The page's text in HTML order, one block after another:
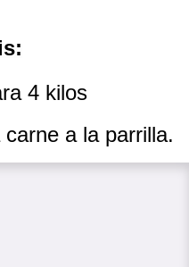
4 kilos
a la parrilla.